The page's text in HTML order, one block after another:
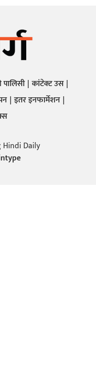
कांटेक्ट उस
इतर इनफार्मेशन
Hindi Daily